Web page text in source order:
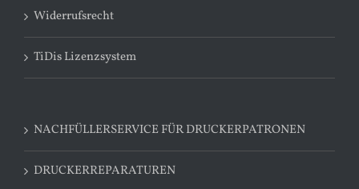
Widerrufsrecht
TiDis Lizenzsystem
NACHFÜLLERSERVICE FÜR DRUCKERPATRONEN
DRUCKERREPARATUREN